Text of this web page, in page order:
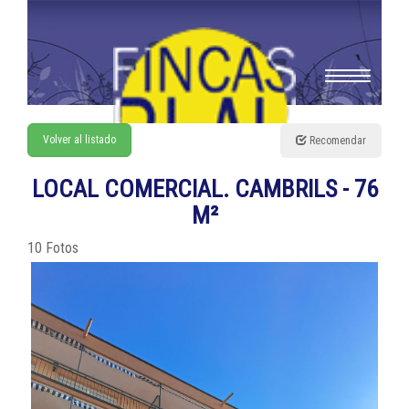
Toggle
navigation
Volver al listado Recomendar
LOCAL COMERCIAL. CAMBRILS - 76
M²
10 Fotos